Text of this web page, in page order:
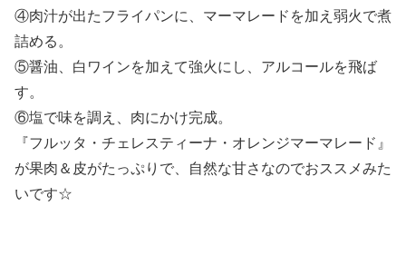
④肉汁が出たフライパンに、マーマレードを加え弱火で煮
詰める。
⑤醤油、白ワインを加えて強火にし、アルコールを飛ば
す。
⑥塩で味を調え、肉にかけ完成。
『フルッタ・チェレスティーナ・オレンジマーマレード』
が果肉＆皮がたっぷりで、自然な甘さなのでおススメみた
いです☆